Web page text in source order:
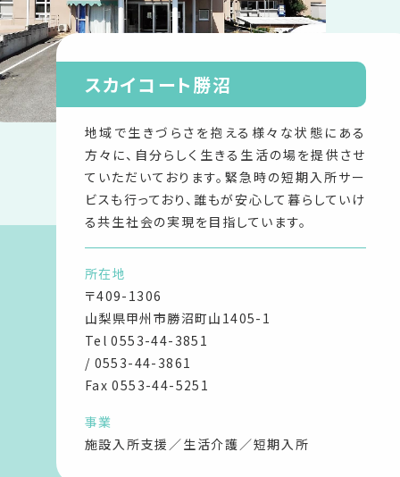
スカイコート勝沼
地域で生きづらさを抱える様々な状態にある
方々に、自分らしく生きる生活の場を提供させ
ていただいております。緊急時の短期入所サー
ビスも行っており、誰もが安心して暮らしていけ
る共生社会の実現を目指しています。
所在地
〒409-1306
山梨県甲州市勝沼町山1405-1
Tel0553-44-3851
/ 0553-44-3861
Fax 0553-44-5251
事業
施設入所支援／生活介護／短期入所